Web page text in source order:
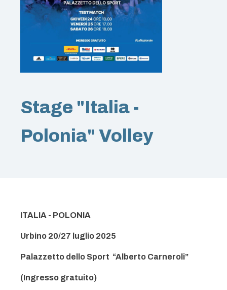
Stage "Italia -
Polonia" Volley
ITALIA - POLONIA
Urbino 20/27 luglio 2025
Palazzetto dello Sport “Alberto Carneroli”
(Ingresso gratuito)